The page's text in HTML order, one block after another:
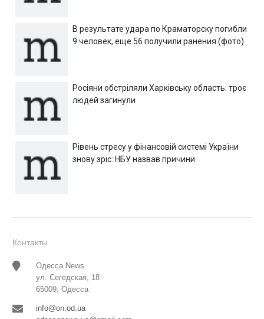
В результате удара по Краматорску погибли
9 человек, еще 56 получили ранения (фото)
Росіяни обстріляли Харківську область: троє
людей загинули
Рівень стресу у фінансовій системі України
знову зріс: НБУ назвав причини
Контакты
Одесса News
ул. Сегедская, 18
65009, Одесса
info@on.od.ua